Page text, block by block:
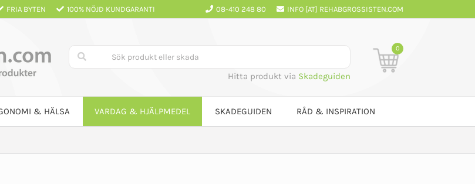
FRIA BYTEN 100% NÖJD KUNDGARANTI 08-410 248 80 INFO [AT] REHABGROSSISTEN.COM
Hitta produkt via Skadeguiden
0
& HÄLSA VARDAG & HJÄLPMEDEL SKADEGUIDEN RÅD & INSPIRATION